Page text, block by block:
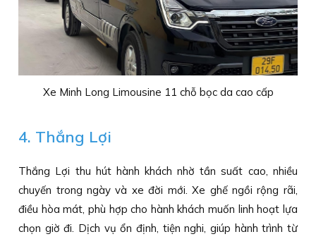
Xe Minh Long Limousine 11 chỗ bọc da cao cấp
4. Thắng Lợi
Thắng Lợi thu hút hành khách nhờ tần suất cao, nhiều
chuyến trong ngày và xe đời mới. Xe ghế ngồi rộng rãi,
điều hòa mát, phù hợp cho hành khách muốn linh hoạt lựa
chọn giờ đi. Dịch vụ ổn định, tiện nghi, giúp hành trình từ